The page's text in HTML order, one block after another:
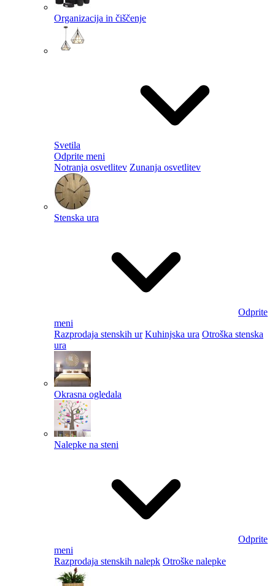
Organizacija in čiščenje
Svetila
Odprite meni
Notranja osvetlitev Zunanja osvetlitev
Stenska ura
Odprite
meni
Razprodaja stenskih ur Kuhinjska ura Otroška stenska
ura
Okrasna ogledala
Nalepke na steni
Odprite
meni
Razprodaja stenskih nalepk Otroške nalepke